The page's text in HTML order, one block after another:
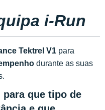
i-Run
Tektrel V1 para
durante as suas
para que tipo de